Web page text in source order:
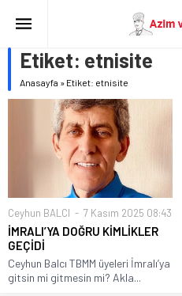
Etiket: etnisite
Anasayfa » Etiket: etnisite
Ceyhun BALCI 7 Kasım 2025 08:43
İMRALI’YA DOĞRU KİMLİKLER
GEÇİDİ
Ceyhun Balcı TBMM üyeleri İmralı’ya
gitsin mi gitmesin mi? Akla...